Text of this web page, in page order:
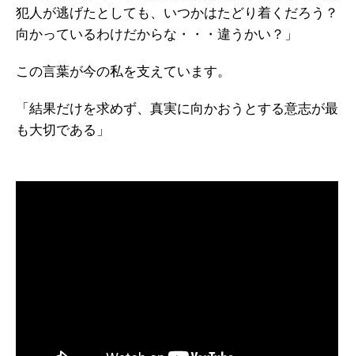
犯人が逃げたとしても、いつかはたどり着くだろう？
向かっているわけだからな・・・違うかい？」
この言葉が今の私を支えています。
「結果だけを求めず、真実に向かおうとする意志が最
も大切である」